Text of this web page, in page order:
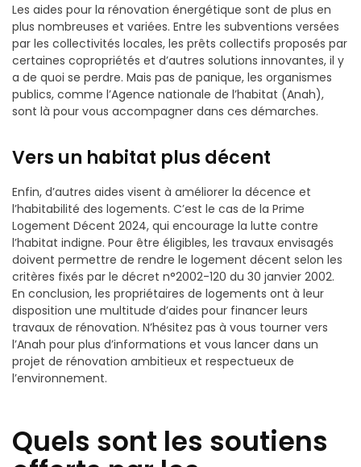
Les aides pour la rénovation énergétique sont de plus en
plus nombreuses et variées. Entre les subventions versées
par les collectivités locales, les prêts collectifs proposés par
certaines copropriétés et d’autres solutions innovantes, il y
a de quoi se perdre. Mais pas de panique, les organismes
publics, comme l’Agence nationale de l’habitat (Anah),
sont là pour vous accompagner dans ces démarches.
Vers un habitat plus décent
Enfin, d’autres aides visent à améliorer la décence et
l’habitabilité des logements. C’est le cas de la Prime
Logement Décent 2024, qui encourage la lutte contre
l’habitat indigne. Pour être éligibles, les travaux envisagés
doivent permettre de rendre le logement décent selon les
critères fixés par le décret n°2002-120 du 30 janvier 2002.
En conclusion, les propriétaires de logements ont à leur
disposition une multitude d’aides pour financer leurs
travaux de rénovation. N’hésitez pas à vous tourner vers
l’Anah pour plus d’informations et vous lancer dans un
projet de rénovation ambitieux et respectueux de
l’environnement.
Quels sont les soutiens